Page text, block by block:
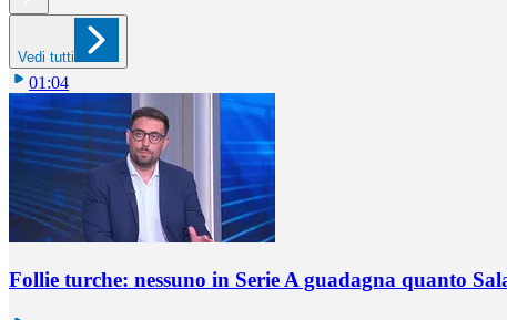
Vedi tutti
01:04
Follie turche: nessuno in Serie A guadagna quanto